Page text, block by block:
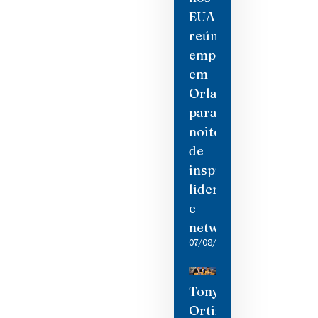
EUA
reúne
empresárias
em
Orlando
para
noite
de
inspiração,
liderança
e
networking
07/08/2026
Tony
Ortiz